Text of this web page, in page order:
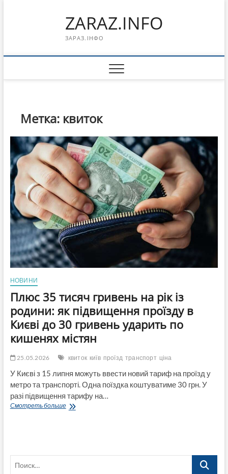
ZARAZ.INFO
ЗАРАЗ.ІНФО
Метка: квиток
НОВИНИ
Плюс 35 тисяч гривень на рік із
родини: як підвищення проїзду в
Києві до 30 гривень ударить по
кишенях містян
25.05.2026 квиток київ проїзд транспорт ціна
У Києві з 15 липня можуть ввести новий тариф на проїзд у
метро та транспорті. Одна поїздка коштуватиме 30 грн. У
разі підвищення тарифу на…
Смотреть большеПлюс
Поиск…